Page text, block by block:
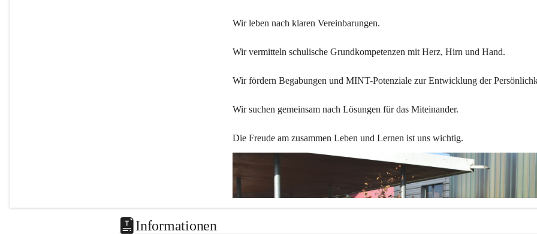
Wir leben nach klaren Vereinbarungen.
Wir vermitteln schulische Grundkompetenzen mit Herz, Hirn und Hand.
Wir fördern Begabungen und MINT-Potenziale zur Entwicklung der
Wir suchen gemeinsam nach Lösungen für das Miteinander.
Die Freude am zusammen Leben und Lernen ist uns wichtig.
Informationen